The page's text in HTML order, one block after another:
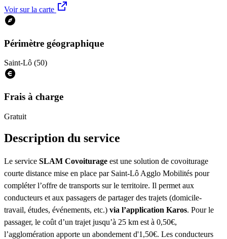
Voir sur la carte
Périmètre géographique
Saint-Lô (50)
Frais à charge
Gratuit
Description du service
Le service SLAM Covoiturage est une solution de covoiturage
courte distance mise en place par Saint-Lô Agglo Mobilités pour
compléter l’offre de transports sur le territoire. Il permet aux
conducteurs et aux passagers de partager des trajets (domicile-
travail, études, événements, etc.) via l’application Karos. Pour le
passager, le coût d’un trajet jusqu’à 25 km est à 0,50€,
l’agglomération apporte un abondement d'1,50€. Les conducteurs